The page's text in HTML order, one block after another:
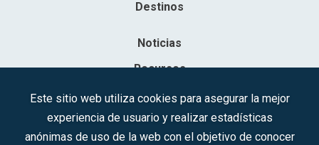
Destinos
Noticias
Recursos
Contacto
Sociedad Mercantil Estatal para la Gestión de la Innovación y las
Este sitio web utiliza cookies para asegurar la mejor
experiencia de usuario y realizar estadísticas
anónimas de uso de la web con el objetivo de conocer